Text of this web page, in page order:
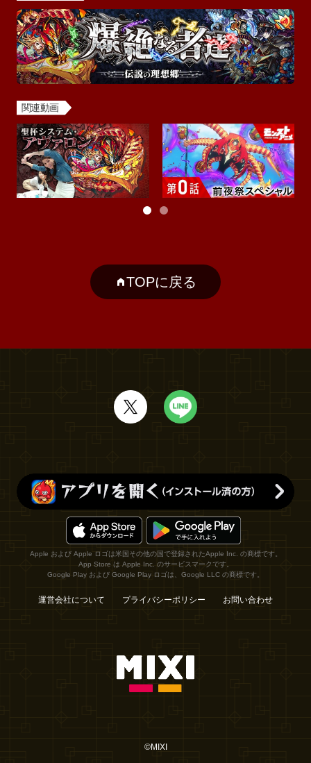
関連動画
TOPに戻る
Apple および Apple ロゴは米国その他の国で登録されたApple Inc. の商標です。
App Store は Apple Inc. のサービスマークです。
Google Play および Google Play ロゴは、Google LLC の商標です。
運営会社について プライバシーポリシー お問い合わせ
©MIXI